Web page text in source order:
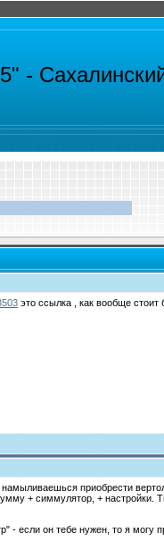
-
это ссылка , как вообще стоит
приобрести
+ симмулятор, + настройки.
- если он тебе нужен, то я могу